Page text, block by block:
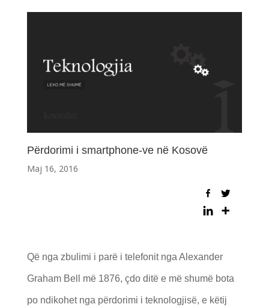
Përdorimi i smartphone-ve në Kosovë
Maj 16, 2016
Që nga zbulimi i parë i telefonit nga Alexander
Graham Bell më 1876, çdo ditë e më shumë bota
po ndikohet nga përdorimi i teknologjisë, e këtij